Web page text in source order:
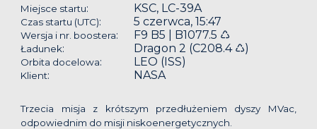
Miejsce startu: KSC, LC-39A
Czas startu (UTC): 5 czerwca, 15:47
Wersja i nr. boostera: F9 B5 | B1077.5 ♺
Ładunek: Dragon 2 (C208.4 ♺)
Orbita docelowa: LEO (ISS)
Klient: NASA
Trzecia misja z krótszym przedłużeniem dyszy MVac,
odpowiednim do misji niskoenergetycznych.